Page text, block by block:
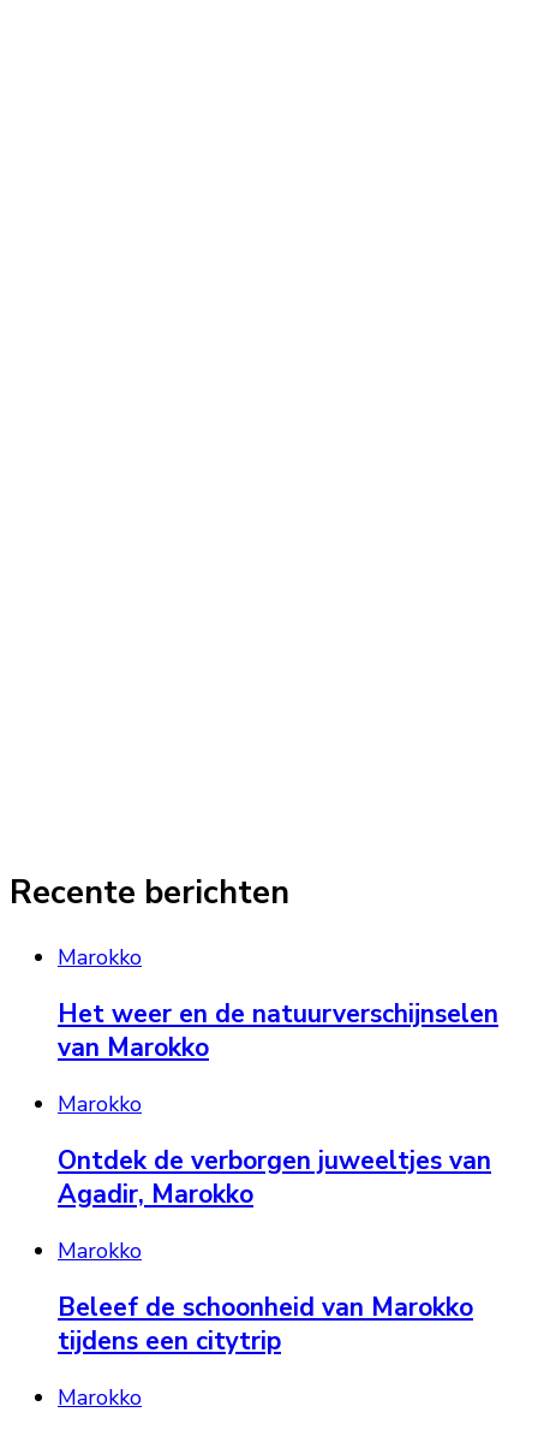
Recente berichten
Marokko
Het weer en de natuurverschijnselen
van Marokko
Marokko
Ontdek de verborgen juweeltjes van
Agadir, Marokko
Marokko
Beleef de schoonheid van Marokko
tijdens een citytrip
Marokko